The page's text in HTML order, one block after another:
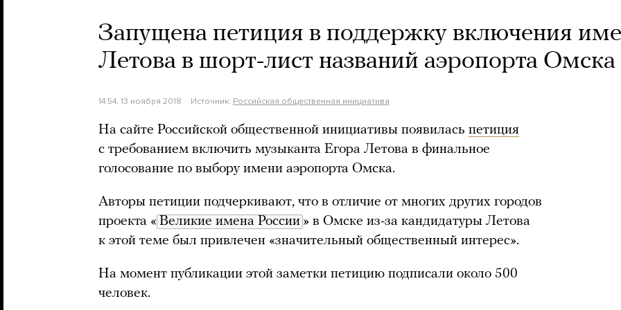
Запущена петиция в поддержку включения
Летова в шорт-лист названий аэропорта Омска
14:54, 13 ноября 2018 Источник: Российская общественная инициатива
На сайте Российской общественной инициативы появилась петиция
с требованием включить музыканта Егора Летова в финальное
голосование по выбору имени аэропорта Омска.
Авторы петиции подчеркивают, что в отличие от многих других городов
проекта « Великие имена России » в Омске из-за кандидатуры Летова
к этой теме был привлечен «значительный общественный интерес».
На момент публикации этой заметки петицию подписали около 500
человек.